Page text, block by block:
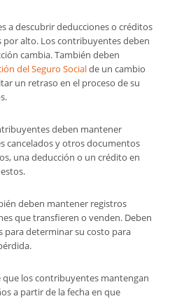
a descubrir deducciones o créditos
alto. Los contribuyentes deben
cambia. También deben
del Seguro Socialde un cambio
un retraso en el proceso de su
deben mantener
cancelados y otros documentos
una deducción o un crédito en
deben mantener registros
que transfieren o venden. Deben
para determinar su costo para
que los contribuyentes mantengan
a partir de la fecha en que